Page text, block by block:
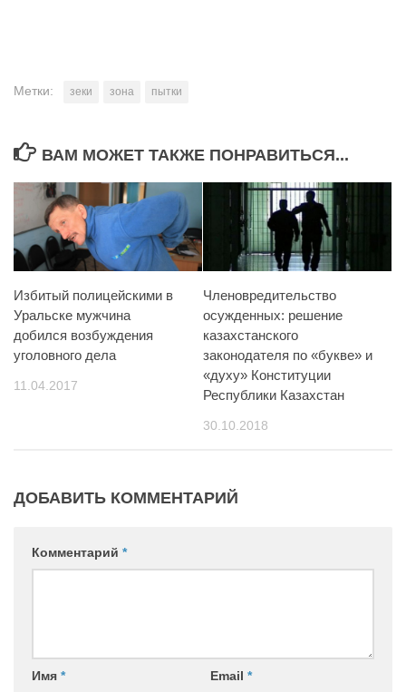
Метки: зеки зона пытки
ВАМ МОЖЕТ ТАКЖЕ ПОНРАВИТЬСЯ...
Избитый полицейскими в
Уральске мужчина
добился возбуждения
уголовного дела
11.04.2017
Членовредительство
осужденных: решение
казахстанского
законодателя по «букве» и
«духу» Конституции
Республики Казахстан
30.10.2018
ДОБАВИТЬ КОММЕНТАРИЙ
Комментарий *
Имя * Email *